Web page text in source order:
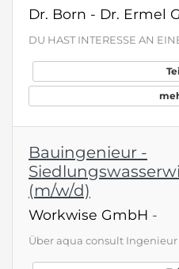
Dr. Born - Dr. Ermel
Bauingenieur -
(m/w/d)
Workwise GmbH -